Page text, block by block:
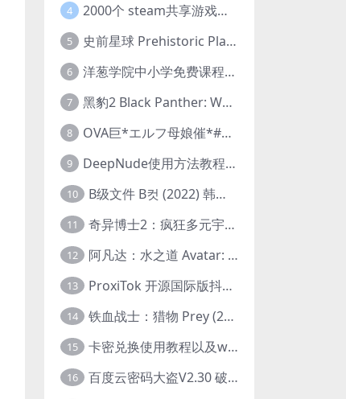
4 2000个 steam共享游戏账号 离线steam账号分享
5 史前星球 Prehistoric Planet (2022) 中字 1080p 高清 阿里云盘 2022.5.27已更新全集
6 洋葱学院中小学免费课程集合 云盘下载
7 黑豹2 Black Panther: Wakanda Forever (2022) 高清版
8 OVA巨*エルフ母娘催*#1エルフの国を蹂*する男。汚された女王と姫
9 DeepNude使用方法教程FAQ
10 B级文件 B컷 (2022) 韩国大尺度剧情电影 1080P 中字
11 奇异博士2：疯狂多元宇宙 Doctor Strange in the Multiverse of Madness (2022) 高清版1080p
12 阿凡达：水之道 Avatar: The Way of Water (2022) 1080p 2k 4k 中文字幕
13 ProxiTok 开源国际版抖音TikTok网页版 国内网络直连
14 铁血战士：猎物 Prey (2022) 中英字幕 1080P
15 卡密兑换使用教程以及windows使用教程
16 百度云密码大盗V2.30 破解分享链接提取码